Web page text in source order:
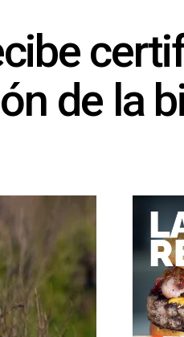
de la